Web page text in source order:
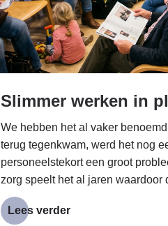
Slimmer werken in
We hebben het al vaker
terug tegenkwam, werd het nog
personeelstekort een groot
zorg speelt het al jaren
Lees verder